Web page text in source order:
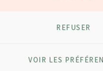
REFUSER
VOIR LES